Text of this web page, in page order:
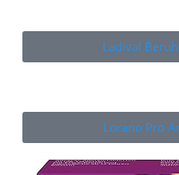
Ladival
Lorano Pro